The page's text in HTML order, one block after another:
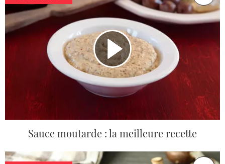
Sauce moutarde : la meilleure recette